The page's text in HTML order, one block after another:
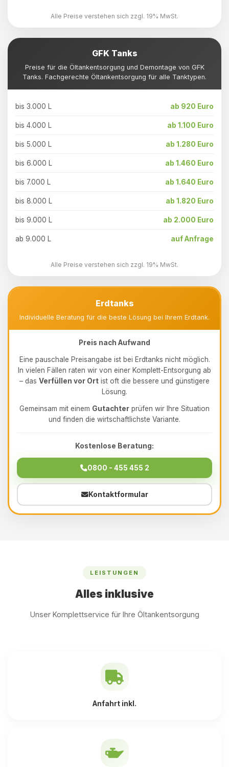
Alle Preise verstehen sich zzgl. 19% MwSt.
GFK Tanks
Preise für die Öltankentsorgung und Demontage von GFK
Tanks. Fachgerechte Öltankentsorgung für alle Tanktypen.
bis 3.000 L ab 920 Euro
bis 4.000 L ab 1.100 Euro
bis 5.000 L ab 1.280 Euro
bis 6.000 L ab 1.460 Euro
bis 7.000 L ab 1.640 Euro
bis 8.000 L ab 1.820 Euro
bis 9.000 L ab 2.000 Euro
ab 9.000 L auf Anfrage
Alle Preise verstehen sich zzgl. 19% MwSt.
Erdtanks
Individuelle Beratung für die beste Lösung bei Ihrem Erdtank.
Preis nach Aufwand
Eine pauschale Preisangabe ist bei Erdtanks nicht möglich.
In vielen Fällen raten wir von einer Komplett-Entsorgung ab
– das Verfüllen vor Ort ist oft die bessere und günstigere
Lösung.
Gemeinsam mit einem Gutachter prüfen wir Ihre Situation
und finden die wirtschaftlichste Variante.
Kostenlose Beratung:
0800 - 455 455 2
Kontaktformular
LEISTUNGEN
Alles inklusive
Unser Komplettservice für Ihre Öltankentsorgung
Anfahrt inkl.